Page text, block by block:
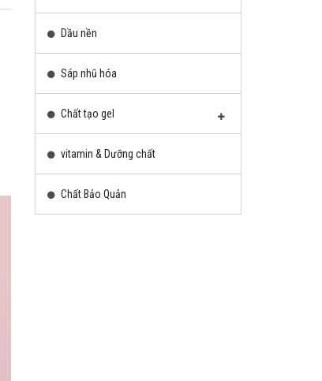
Dầu nền
Sáp nhũ hóa
Chất tạo gel
vitamin & Dưỡng chất
Chất Bảo Quản